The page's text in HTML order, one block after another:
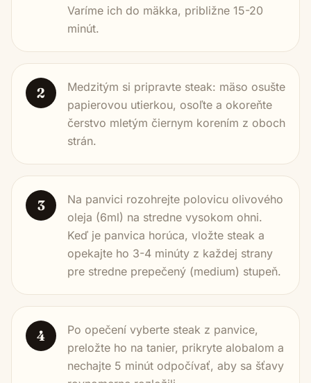
Varíme ich do mäkka, približne 15-20
minút.
2
Medzitým si pripravte steak: mäso osušte
papierovou utierkou, osoľte a okoreňte
čerstvo mletým čiernym korením z oboch
strán.
3
Na panvici rozohrejte polovicu olivového
oleja (6ml) na stredne vysokom ohni.
Keď je panvica horúca, vložte steak a
opekajte ho 3-4 minúty z každej strany
pre stredne prepečený (medium) stupeň.
4
Po opečení vyberte steak z panvice,
preložte ho na tanier, prikryte alobalom a
nechajte 5 minút odpočívať, aby sa šťavy